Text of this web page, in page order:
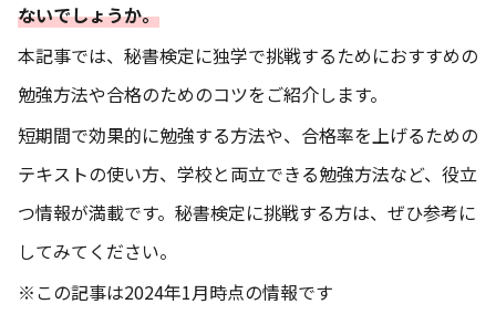
ないでしょうか。
本記事では、秘書検定に独学で挑戦するためにおすすめの
勉強方法や合格のためのコツをご紹介します。
短期間で効果的に勉強する方法や、合格率を上げるための
テキストの使い方、学校と両立できる勉強方法など、役立
つ情報が満載です。秘書検定に挑戦する方は、ぜひ参考に
してみてください。
※この記事は2024年1月時点の情報です